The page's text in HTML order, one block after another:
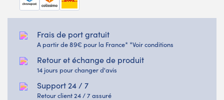
Frais de port gratuit
A partir de 89€ pour la France* *Voir conditions
Retour et échange de produit
14 jours pour changer d'avis
Support 24 / 7
Retour client 24 / 7 assuré